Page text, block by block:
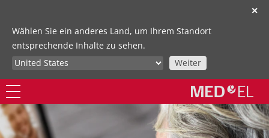
✕
Wählen Sie ein anderes Land, um Ihrem Standort
entsprechende Inhalte zu sehen.
Weiter